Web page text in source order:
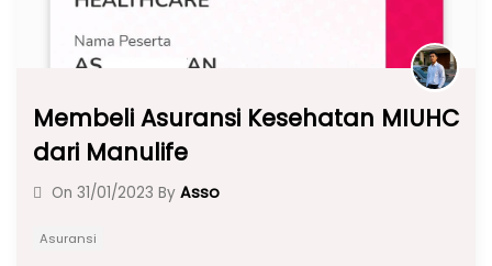
Membeli Asuransi Kesehatan MIUHC
dari Manulife
On 31/01/2023 By Asso
Asuransi